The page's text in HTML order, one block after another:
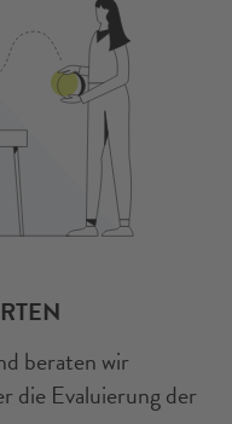
beraten wir
die Evaluierung der